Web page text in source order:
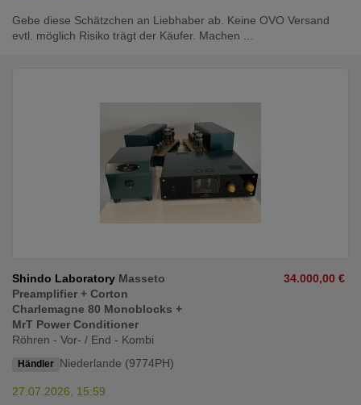
Gebe diese Schätzchen an Liebhaber ab. Keine OVO Versand
evtl. möglich Risiko trägt der Käufer. Machen ...
Shindo Laboratory Masseto
Preamplifier + Corton
Charlemagne 80 Monoblocks +
MrT Power Conditioner
Röhren - Vor- / End - Kombi
Händler Niederlande (9774PH)
34.000,00 €
27.07.2026, 15:59